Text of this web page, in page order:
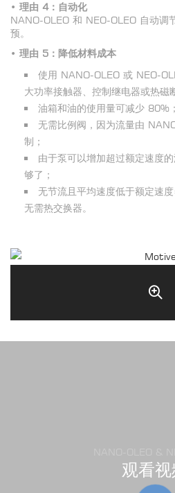
• 理由 4： 自动化
NANO-OLEO 和 NEO-OLEO 自动调
预。
• 理由 5 ：降低材料成本
使用 NANO-OLEO 或 NEO-
大功率接触器、控制继电器或热磁
油箱和油的使用量可减少 80%；
无需比例阀，因为流量由
制；
由于泵可以增加超过额定速度
够了；
无节流且平均速度低于额定速
无需热交换器。
观看